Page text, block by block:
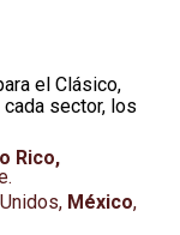
el Clásico,
sector, los
Rico,
México,